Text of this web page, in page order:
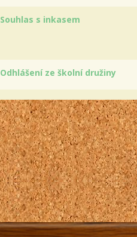
Souhlas s inkasem
Odhlášení ze školní družiny